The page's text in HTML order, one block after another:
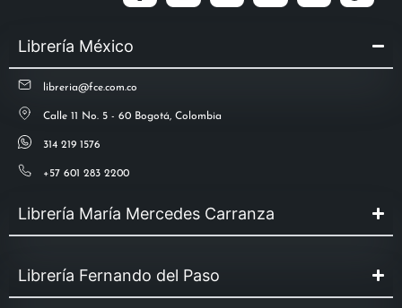
Librería México
libreria@fce.com.co
Calle 11 No. 5 - 60 Bogotá, Colombia
314 219 1576
+57 601 283 2200
Librería María Mercedes Carranza
Librería Fernando del Paso